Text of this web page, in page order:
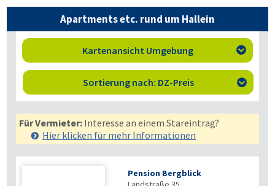
Apartments etc. rund um Hallein
Kartenansicht Umgebung 
Sortierung nach: DZ-Preis 
Für Vermieter: Interesse an einem Stareintrag?
Hier klicken für mehr Informationen
Pension Bergblick